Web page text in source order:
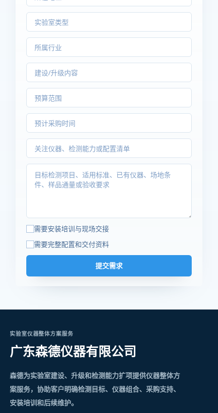
需要安装培训与现场交接
需要完整配置和交付资料
提交需求
实验室仪器整体方案服务
广东森德仪器有限公司
森德为实验室建设、升级和检测能力扩项提供仪器整体方
案服务，协助客户明确检测目标、仪器组合、采购支持、
安装培训和后续维护。